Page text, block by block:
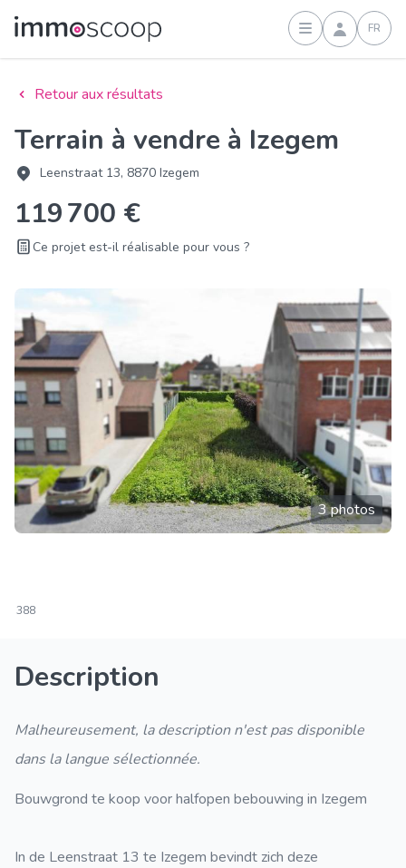
Connexion
FR
Retour aux résultats
Terrain à vendre à Izegem
Leenstraat 13, 8870 Izegem
119 700 €
Ce projet est-il réalisable pour vous ?
3 photos
388
Description
Malheureusement, la description n'est pas disponible
dans la langue sélectionnée.
Bouwgrond te koop voor halfopen bebouwing in Izegem
In de Leenstraat 13 te Izegem bevindt zich deze